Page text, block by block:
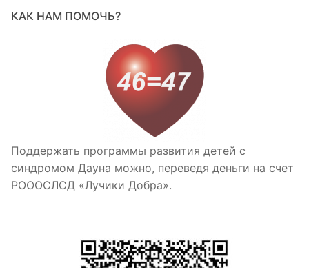
КАК НАМ ПОМОЧЬ?
Поддержать программы развития детей с
синдромом Дауна можно, переведя деньги на счет
РОООСЛСД «Лучики Добра».